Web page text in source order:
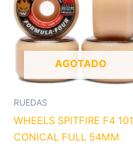
AGOTADO
RUEDAS
WHEELS SPITFIRE F4 101
CONICAL FULL 54MM